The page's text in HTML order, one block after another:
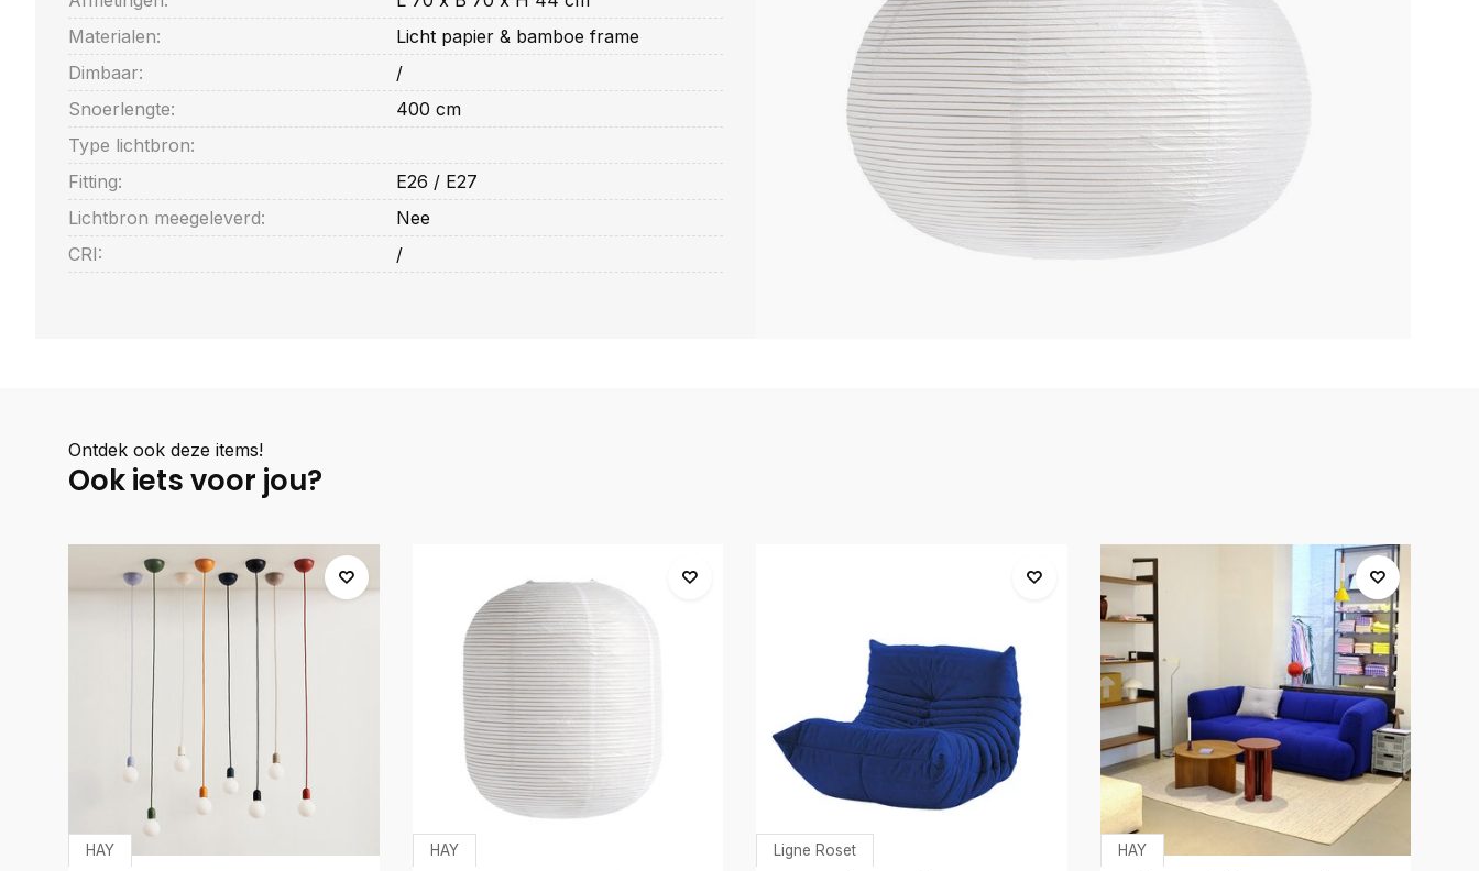
Materialen:
Licht papier & bamboe frame
Dimbaar:
/
Snoerlengte:
400 cm
Type lichtbron:
Fitting:
E26 / E27
Lichtbron meegeleverd:
Nee
CRI:
/
Ontdek ook deze items!
Ook iets voor jou?
HAY HAY Ligne Roset HAY